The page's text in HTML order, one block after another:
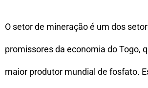
O setor de mineração é um dos
promissores da economia do Togo,
maior produtor mundial de fosfato.